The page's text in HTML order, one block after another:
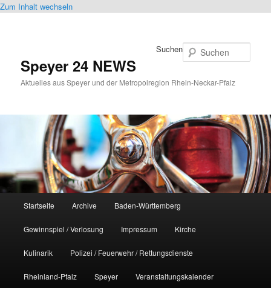
Zum Inhalt wechseln
Speyer 24 NEWS
Aktuelles aus Speyer und der Metropolregion Rhein-Neckar-Pfalz
Suchen
Startseite Archive Baden-Württemberg
Gewinnspiel / Verlosung Impressum Kirche
Kulinarik Polizei / Feuerwehr / Rettungsdienste
Rheinland-Pfalz Speyer Veranstaltungskalender